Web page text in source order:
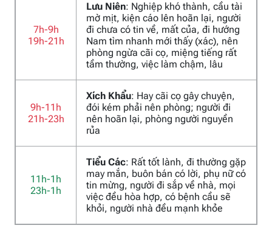
7h-9h
19h-21h
Lưu Niên: Nghiệp khó thành, cầu tài
mờ mịt, kiện cáo lên hoãn lại, người
đi chưa có tin về, mất của, đi hướng
Nam tìm nhanh mới thấy (xác), nên
phòng ngừa cãi cọ, miệng tiếng rất
tầm thường, việc làm chậm, lâu
9h-11h
21h-23h
Xích Khẩu: Hay cãi cọ gây chuyện,
đói kém phải nên phòng; người đi
nên hoãn lại, phòng người nguyền
rủa
11h-1h
23h-1h
Tiểu Các: Rất tốt lành, đi thường gặp
may mắn, buôn bán có lời, phụ nữ có
tin mừng, người đi sắp về nhà, mọi
việc đều hòa hợp, có bệnh cầu sẽ
khỏi, người nhà đều mạnh khỏe